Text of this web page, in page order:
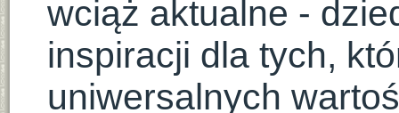
wciąż aktualne -
inspiracji dla tych,
uniwersalnych